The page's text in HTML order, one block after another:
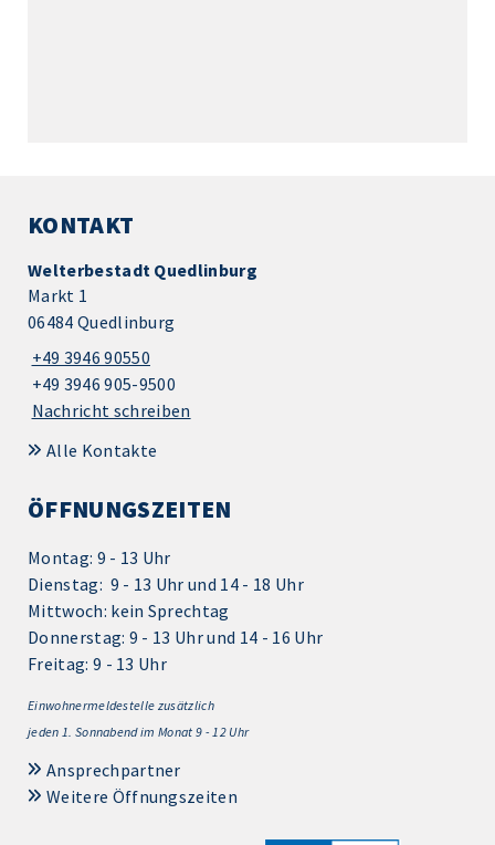
KONTAKT
Welterbestadt Quedlinburg
Markt 1
06484 Quedlinburg
+49 3946 90550
+49 3946 905-9500
Nachricht schreiben
Alle Kontakte
ÖFFNUNGSZEITEN
Montag: 9 - 13 Uhr
Dienstag: 9 - 13 Uhr und 14 - 18 Uhr
Mittwoch: kein Sprechtag
Donnerstag: 9 - 13 Uhr und 14 - 16 Uhr
Freitag: 9 - 13 Uhr
Einwohnermeldestelle zusätzlich
jeden 1. Sonnabend im Monat 9 - 12 Uhr
Ansprechpartner
Weitere Öffnungszeiten